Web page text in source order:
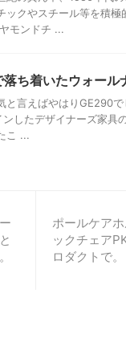
ックやスチール等を積
モンドチ ...
ち着いたウォール
と言えばやはりGE290
したデザイナーズ家具
こ ...
ポールケア
ックチェア
ロダクトで。